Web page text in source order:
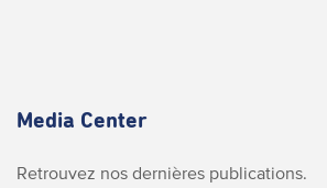
Media Center
Retrouvez nos dernières publications.